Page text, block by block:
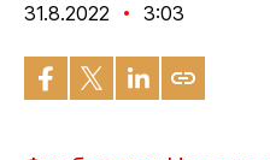
31.8.2022 3:03